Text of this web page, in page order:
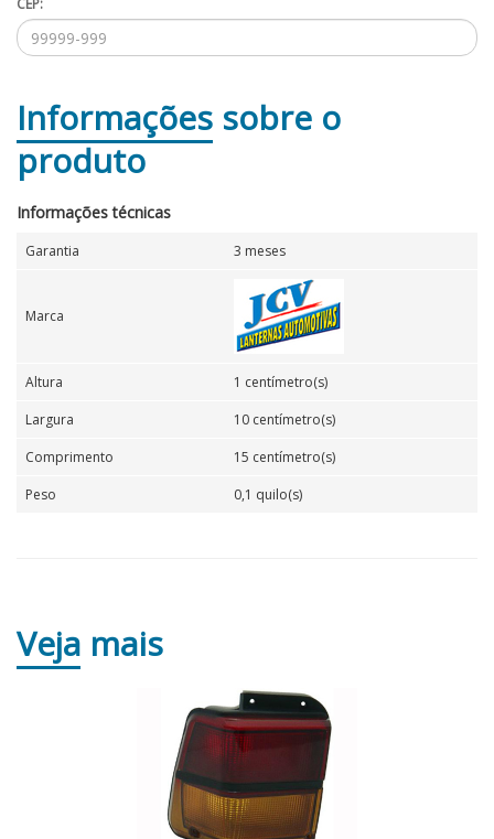
CEP:
Informações sobre o
produto
Informações técnicas
Garantia 3 meses
Marca
Altura
1 centímetro(s)
Largura
10 centímetro(s)
Comprimento
15 centímetro(s)
Peso
0,1 quilo(s)
Veja mais